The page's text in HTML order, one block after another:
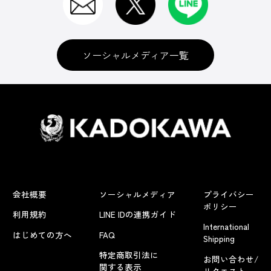
ソーシャルメディア一覧
会社概要
利用規約
はじめての方へ
ソーシャルメディア
LINE IDの連携ガイド
FAQ
特定商取引法に
関する表示
プライバシー
ポリシー
International
Shipping
お問い合わせ/